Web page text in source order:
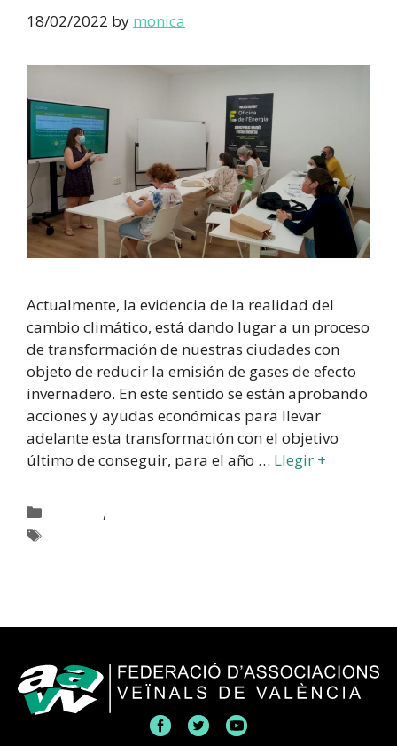
18/02/2022 by monica
Actualmente, la evidencia de la realidad del
cambio climático, está dando lugar a un proceso
de transformación de nuestras ciudades con
objeto de reducir la emisión de gases de efecto
invernadero. En este sentido se están aprobando
acciones y ayudas económicas para llevar
adelante esta transformación con el objetivo
último de conseguir, para el año … Llegir +
,